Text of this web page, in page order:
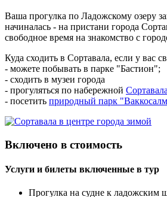
Ваша прогулка по Ладожскому озеру
начиналась - на пристани города
свободное время на знакомство с
Куда сходить в Сортавала, если у вас
- можете побывать в парке "Бастион";
- сходить в музеи города
- прогуляться по набережной Сортавала
- посетить природный парк
Включено в стоимость
Услуги и билеты включенные в тур
Прогулка на судне к ладожским